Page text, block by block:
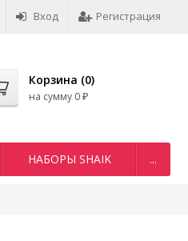
Вход Регистрация
Корзина (0)
на сумму 0 ₽
НАБОРЫ SHAIK ...